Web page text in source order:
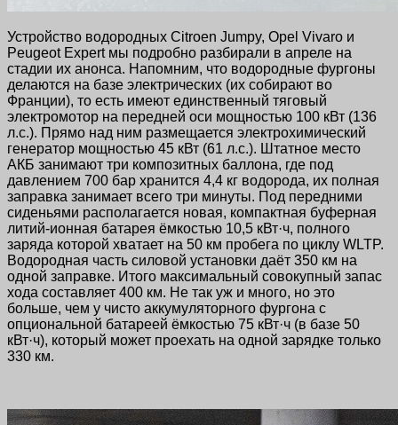
Устройство водородных Citroen Jumpy, Opel Vivaro и
Peugeot Expert мы подробно разбирали в апреле на
стадии их анонса. Напомним, что водородные фургоны
делаются на базе электрических (их собирают во
Франции), то есть имеют единственный тяговый
электромотор на передней оси мощностью 100 кВт (136
л.с.). Прямо над ним размещается электрохимический
генератор мощностью 45 кВт (61 л.с.). Штатное место
АКБ занимают три композитных баллона, где под
давлением 700 бар хранится 4,4 кг водорода, их полная
заправка занимает всего три минуты. Под передними
сиденьями располагается новая, компактная буферная
литий-ионная батарея ёмкостью 10,5 кВт·ч, полного
заряда которой хватает на 50 км пробега по циклу WLTP.
Водородная часть силовой установки даёт 350 км на
одной заправке. Итого максимальный совокупный запас
хода составляет 400 км. Не так уж и много, но это
больше, чем у чисто аккумуляторного фургона с
опциональной батареей ёмкостью 75 кВт·ч (в базе 50
кВт·ч), который может проехать на одной зарядке только
330 км.